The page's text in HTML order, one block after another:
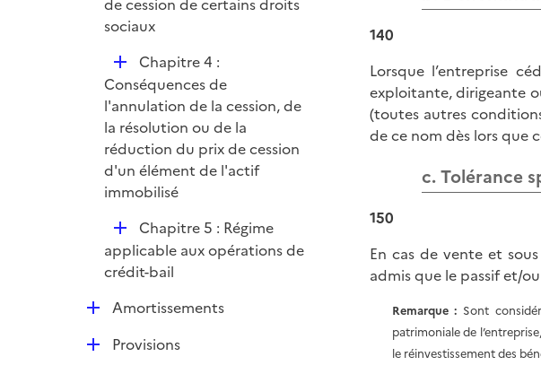
p
e
r
de cession de certains droits
sociaux
D
é
p
l
i
e
r
Chapitre 4 :
Conséquences de
l'annulation de la cession, de
la résolution ou de la
réduction du prix de cession
d'un élément de l'actif
immobilisé
D
é
p
i
r
Chapitre 5 : Régime
applicable aux opérations de
crédit-bail
DAmortissements
DProvisions
140
Lorsque l’entreprise
exploitante, dirigeante
(toutes autres
de ce nom dès lors que
c. Tolérance
150
En cas de vente et
admis que le passif et/
Remarque : Sont
patrimoniale de
le réinvestissement des